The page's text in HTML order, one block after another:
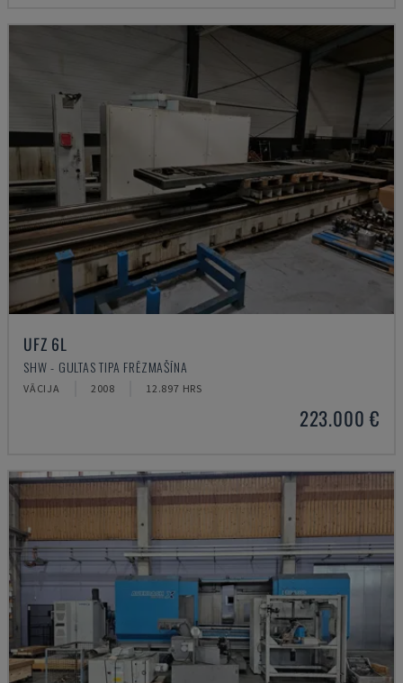
UFZ 6L
SHW - GULTAS TIPA FRĒZMAŠĪNA
VĀCIJA 2008 12.897 HRS
223.000 €